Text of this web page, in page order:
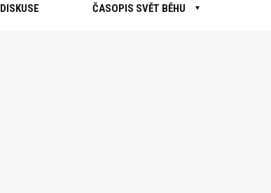
DISKUSE ČASOPIS SVĚT BĚHU